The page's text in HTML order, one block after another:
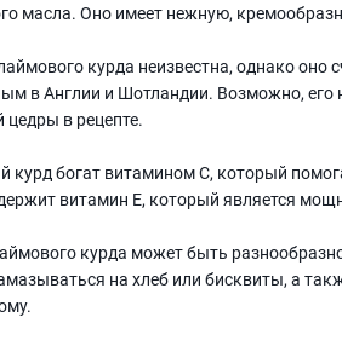
масла. Оно имеет нежную,
курда неизвестна, однако
в Англии и Шотландии. Возможно, его
в рецепте.
курд богат витамином С, который
витамин Е, который является
курда может быть
на хлеб или бисквиты, а